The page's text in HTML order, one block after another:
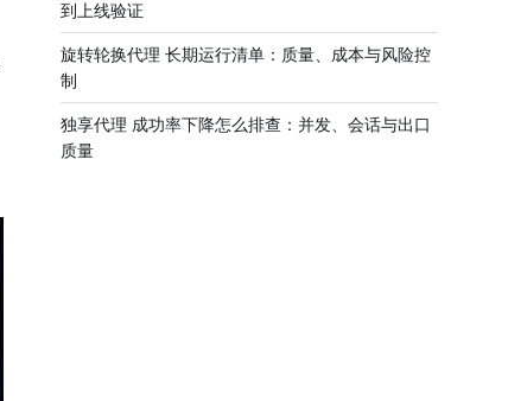
到上线验证
旋转轮换代理 长期运行清单：质量、成本与风险控
制
独享代理 成功率下降怎么排查：并发、会话与出口
质量